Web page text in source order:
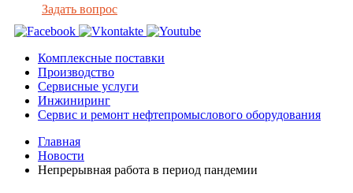
Задать вопрос
Комплексные поставки
Производство
Сервисные услуги
Инжиниринг
Сервис и ремонт нефтепромыслового оборудования
Главная
Новости
Непрерывная работа в период пандемии